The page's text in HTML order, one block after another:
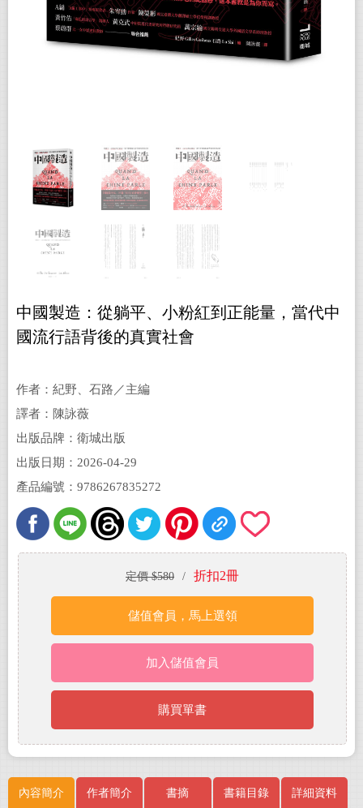
中國製造：從躺平、小粉紅到正能量，當代中
國流行語背後的真實社會
作者：紀野、石路／主編
譯者：陳詠薇
出版品牌：衛城出版
出版日期：2026-04-29
產品編號：9786267835272
定價 $580 / 折扣2冊
儲值會員，馬上選領
加入儲值會員
購買單書
內容簡介 作者簡介 書摘 書籍目錄 詳細資料